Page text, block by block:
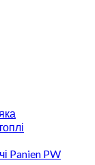
Panien PW